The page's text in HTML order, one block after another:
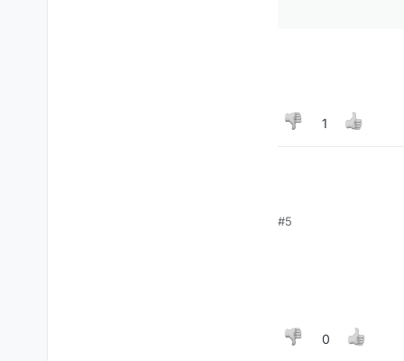
1
#5
0